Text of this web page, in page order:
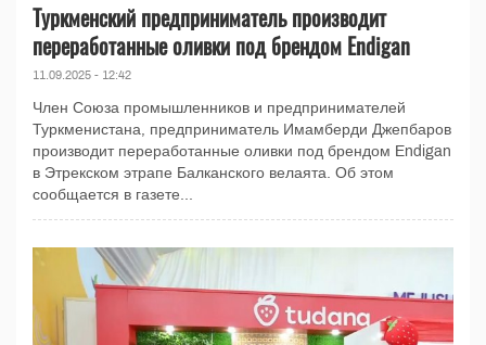
Туркменский предприниматель производит
переработанные оливки под брендом Endigan
11.09.2025 - 12:42
Член Союза промышленников и предпринимателей
Туркменистана, предприниматель Имамберди Джепбаров
производит переработанные оливки под брендом Endigan
в Этрекском этрапе Балканского велаята. Об этом
сообщается в газете...